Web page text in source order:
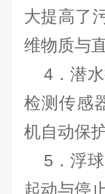
大提高了
维物质与
4．潜水
检测传感
机自动保护
5．浮球
起动与停